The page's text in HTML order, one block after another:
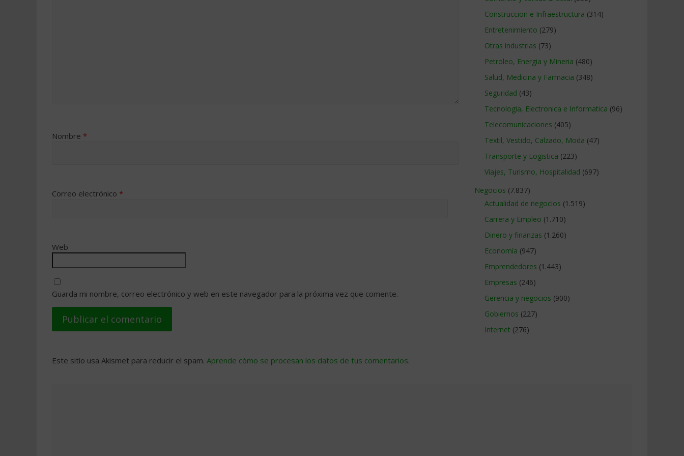
Nombre *
Correo electrónico *
Web
Guarda mi nombre, correo electrónico y web en este navegador para la próxima vez que comente.
Este sitio usa Akismet para reducir el spam. Aprende cómo se procesan los datos de tus comentarios.
Construccion e Infraestructura (314)
Entretenimiento (279)
Otras industrias (73)
Petroleo, Energia y Mineria (480)
Salud, Medicina y Farmacia (348)
Seguridad (43)
Tecnologia, Electronica e Informatica (96)
Telecomunicaciones (405)
Textil, Vestido, Calzado, Moda (47)
Transporte y Logistica (223)
Viajes, Turismo, Hospitalidad (697)
Negocios (7.837)
Actualidad de negocios (1.519)
Carrera y Empleo (1.710)
Dinero y finanzas (1.260)
Economía (947)
Emprendedores (1.443)
Empresas (246)
Gerencia y negocios (900)
Gobiernos (227)
Internet (276)